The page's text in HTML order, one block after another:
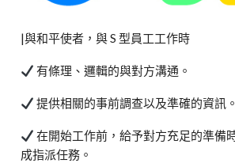
|與和平使者，與 S 型員工工作時
有條理、邏輯的與對方溝通。
提供相關的事前調查以及準確的資訊。
在開始工作前，給予對方充足的準備
成指派任務。